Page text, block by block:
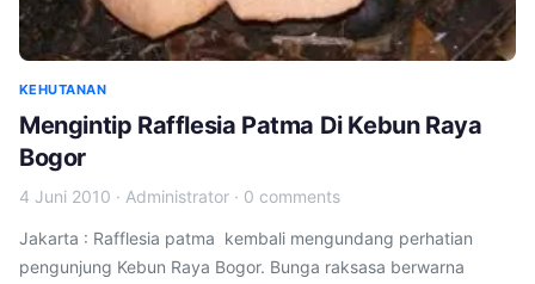
KEHUTANAN
Mengintip Rafflesia Patma Di Kebun Raya
Bogor
4 Juni 2010 · Administrator · 0 comments
Jakarta : Rafflesia patma kembali mengundang perhatian
pengunjung Kebun Raya Bogor. Bunga raksasa berwarna